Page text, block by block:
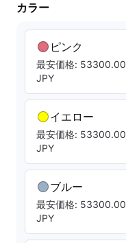
カラー
ピンク
最安価格: 53300.00
JPY
イエロー
最安価格: 53300.00
JPY
ブルー
最安価格: 53300.00
JPY